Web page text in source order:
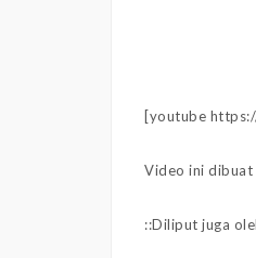
[youtube
Video ini dibuat
::Diliput juga